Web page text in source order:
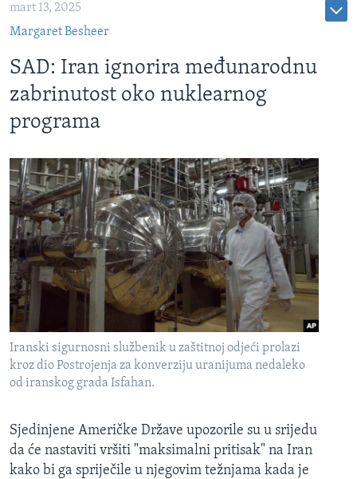
mart 13, 2025
Margaret Besheer
SAD: Iran ignorira međunarodnu
zabrinutost oko nuklearnog
programa
Iranski sigurnosni službenik u zaštitnoj odjeći prolazi
kroz dio Postrojenja za konverziju uranijuma nedaleko
od iranskog grada Isfahan.
Sjedinjene Američke Države upozorile su u srijedu
da će nastaviti vršiti "maksimalni pritisak" na Iran
kako bi ga spriječile u njegovim težnjama kada je